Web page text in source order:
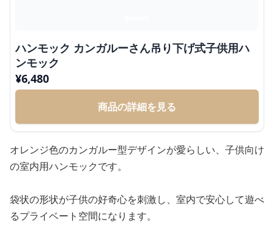
ハンモック カンガルーさん吊り下げ式子供用ハ
ンモック
¥6,480
商品の詳細を見る
オレンジ色のカンガルー型デザインが愛らしい、子供向け
の室内用ハンモックです。
袋状の形状が子供の好奇心を刺激し、室内で安心して遊べ
るプライベート空間になります。